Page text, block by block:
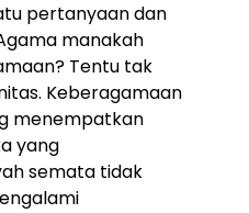
pertanyaan dan
manakah
Tentu tak
Keberagamaan
menempatkan
yang
semata tidak